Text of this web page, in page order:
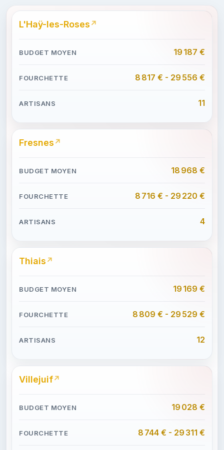
L'Haÿ-les-Roses
19 187 €
8 817 € - 29 556 €
11
Fresnes
18 968 €
8 716 € - 29 220 €
4
Thiais
19 169 €
8 809 € - 29 529 €
12
Villejuif
19 028 €
8 744 € - 29 311 €